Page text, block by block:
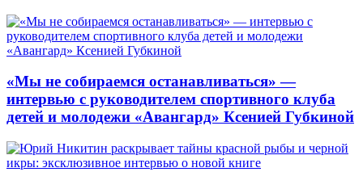
«Мы не собираемся останавливаться» —
интервью с руководителем спортивного клуба
детей и молодежи «Авангард» Ксенией Губкиной